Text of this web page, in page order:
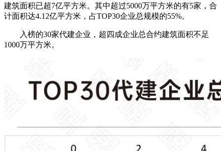
建筑面积已超7亿平方米。 其中超过5000万平方米的有5家，合
计面积达4.12亿平方米，占TOP30企业总规模的55%。
入榜的30家代建企业，超四成企业总合约建筑面积不足
1000万平方米。